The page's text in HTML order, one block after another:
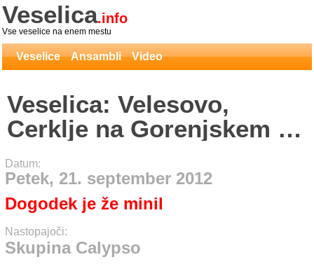
Veselica.info
Vse veselice na enem mestu
Veselice Ansambli Video
Veselica: Velesovo,
Cerklje na Gorenjskem -
Skupina Calypso
Datum:
Petek, 21. september 2012
Dogodek je že minil
Nastopajoči:
Skupina Calypso